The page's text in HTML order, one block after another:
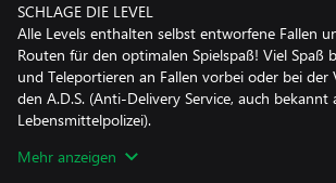
SCHLAGE DIE LEVEL
Alle Levels enthalten selbst entworfene Fallen
Routen für den optimalen Spielspaß! Viel Spaß
und Teleportieren an Fallen vorbei oder bei
den A.D.S. (Anti-Delivery Service, auch bekannt
Lebensmittelpolizei).
MEISTERE DEIN SPIEL – ERHALTE
Mehr anzeigen